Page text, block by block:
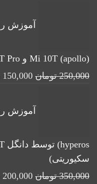
بود.
آموزش
(apollo) Mi 10T و Mi 10T Pro هر دو سیم (روش جدید)
250,000 تومان قیمت
بود.
150,000
سکیوریتی)
350,000 تومان قیمت
200,000